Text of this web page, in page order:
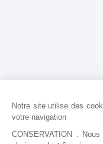
Notre site utilise des
votre navigation
CONSERVATION :